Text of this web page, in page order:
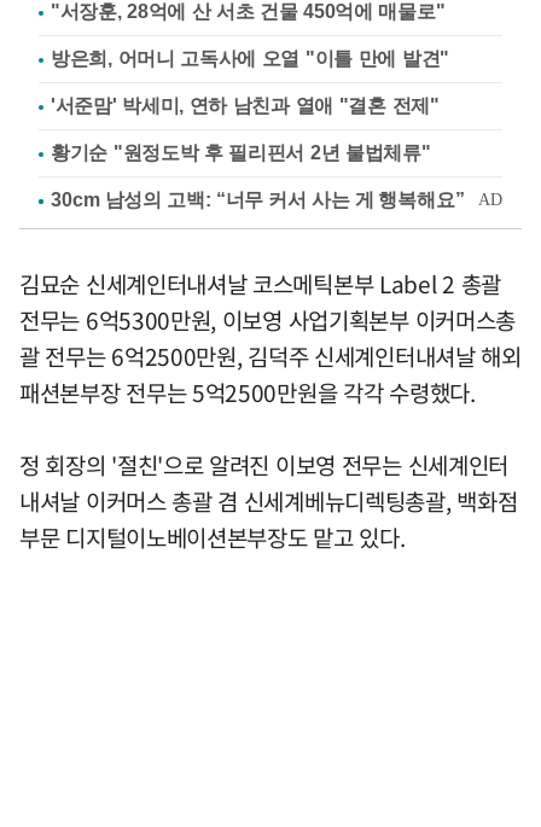
"서장훈, 28억에 산 서초 건물 450억에 매물로"
방은희, 어머니 고독사에 오열 "이틀 만에 발견"
'서준맘' 박세미, 연하 남친과 열애 "결혼 전제"
황기순 "원정도박 후 필리핀서 2년 불법체류"
김묘순 신세계인터내셔날 코스메틱본부 Label 2 총괄
전무는 6억5300만원, 이보영 사업기획본부 이커머스총
괄 전무는 6억2500만원, 김덕주 신세계인터내셔날 해외
패션본부장 전무는 5억2500만원을 각각 수령했다.
정 회장의 '절친'으로 알려진 이보영 전무는 신세계인터
내셔날 이커머스 총괄 겸 신세계베뉴디렉팅총괄, 백화점
부문 디지털이노베이션본부장도 맡고 있다.